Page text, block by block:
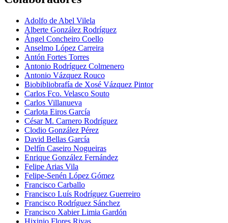
Adolfo de Abel Vilela
Alberte González Rodríguez
Ángel Concheiro Coello
Anselmo López Carreira
Antón Fortes Torres
Antonio Rodríguez Colmenero
Antonio Vázquez Rouco
Biobibliobrafía de Xosé Vázquez Pintor
Carlos Fco. Velasco Souto
Carlos Villanueva
Carlota Eiros García
César M. Carnero Rodríguez
Clodio González Pérez
David Bellas García
Delfín Caseiro Nogueiras
Enrique González Fernández
Felipe Arias Vila
Felipe-Senén López Gómez
Francisco Carballo
Francisco Luís Rodríguez Guerreiro
Francisco Rodríguez Sánchez
Francisco Xabier Limia Gardón